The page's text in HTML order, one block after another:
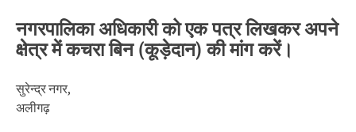
नगरपालिका अधिकारी को एक पत्र लिखकर अपने
क्षेत्र में कचरा बिन (कूड़ेदान) की मांग करें।
सुरेन्द्र नगर,
अलीगढ़